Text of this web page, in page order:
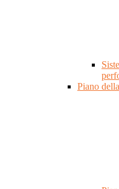
Piano